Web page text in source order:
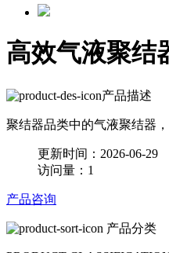
高效气液聚结
产品描述
聚结器品类中的气液聚结器
更新时间：2026-06-29
访问量：1
产品咨询
产品分类